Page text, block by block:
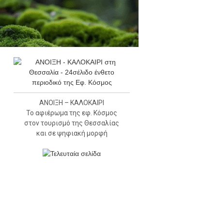
ΑΝΟΙΞΗ – ΚΑΛΟΚΑΙΡΙ
Το αφιέρωμα της εφ. Κόσμος
στον τουρισμό της Θεσσαλίας
και σε ψηφιακή μορφή